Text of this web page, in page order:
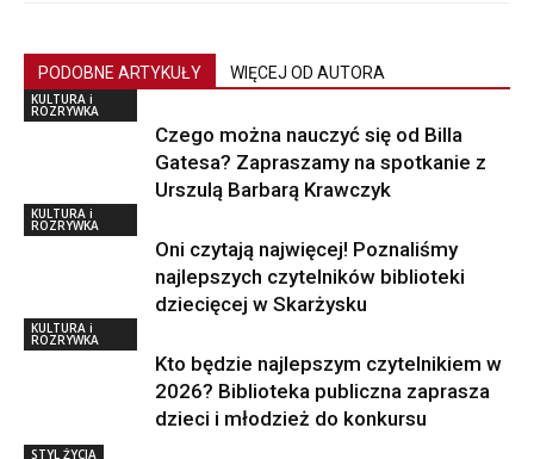
PODOBNE ARTYKUŁY WIĘCEJ OD AUTORA
KULTURA i
ROZRYWKA
Czego można nauczyć się od Billa
Gatesa? Zapraszamy na spotkanie z
Urszulą Barbarą Krawczyk
KULTURA i
ROZRYWKA
Oni czytają najwięcej! Poznaliśmy
najlepszych czytelników biblioteki
dziecięcej w Skarżysku
KULTURA i
ROZRYWKA
Kto będzie najlepszym czytelnikiem w
2026? Biblioteka publiczna zaprasza
dzieci i młodzież do konkursu
STYL ŻYCIA